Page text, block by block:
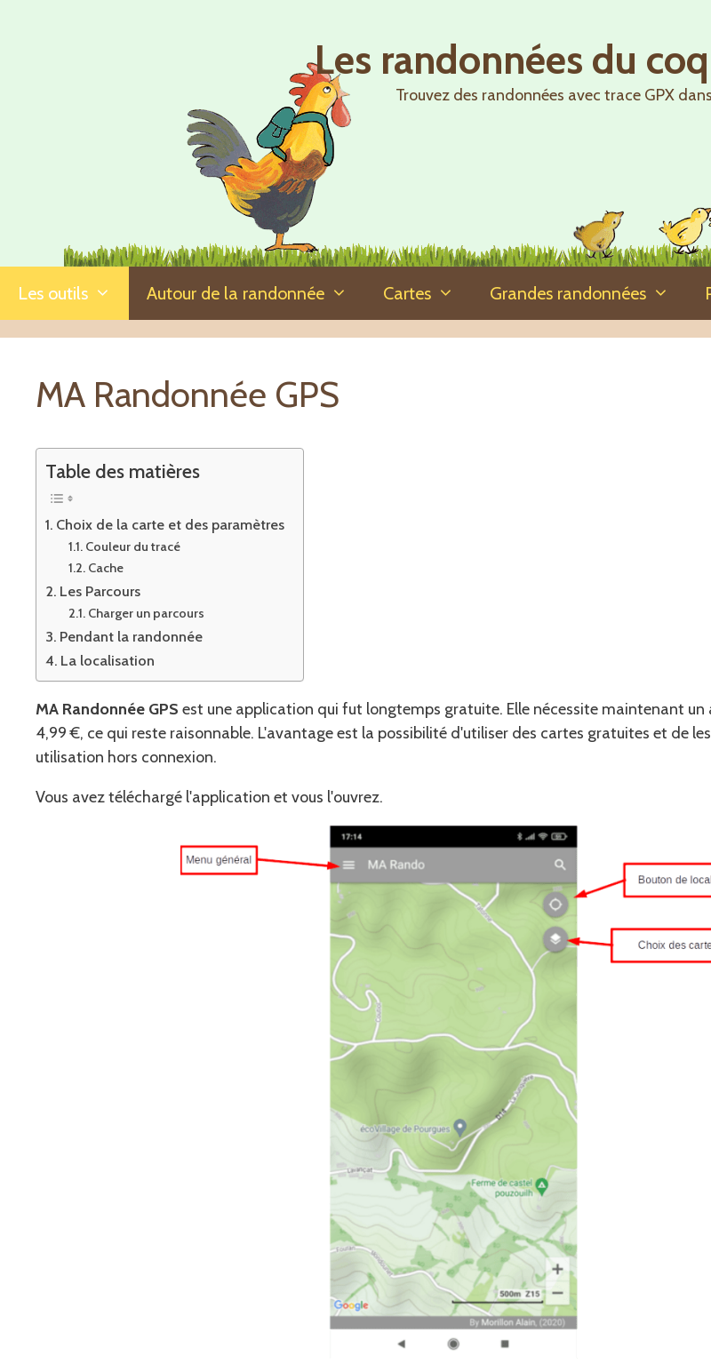
Les randonnées du coq
Trouvez des randonnées avec trace GPX
Les outils Autour de la randonnée Cartes Grandes randonnées
MA Randonnée GPS
Table des matières
Choix de la carte et des paramètres
Couleur du tracé
Cache
Les Parcours
Charger un parcours
Pendant la randonnée
La localisation
MA Randonnée GPS est une application qui fut longtemps gratuite. Elle nécessite maintenant
4,99 €, ce qui reste raisonnable. L'avantage est la possibilité d'utiliser des cartes gratuites et de
utilisation hors connexion.
Vous avez téléchargé l'application et vous l'ouvrez.